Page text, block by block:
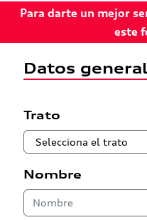
Para darte un mejor
este
Datos
Trato
Nombre